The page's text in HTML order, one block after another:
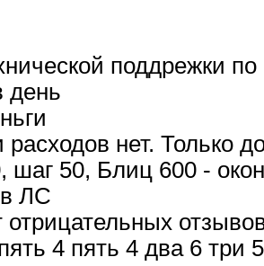
поддрежки
день
нет. Только
шаг 50, Блиц 600 -
ЛС
отрицательных
4 пять 4 два 6 три